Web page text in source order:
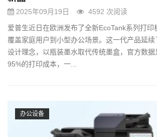
2025年09月19日
4592 次阅读
爱普生近日在欧洲发布了全新EcoTank系列打印
覆盖家庭用户到小型办公场景。这一代产品延
设计理念，以瓶装墨水取代传统墨盒，官方数据
95%的打印成本，一...
办公设备